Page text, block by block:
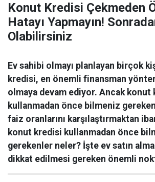
Konut Kredisi Çekmeden
Hatayı Yapmayın!
Olabilirsiniz
Ev sahibi olmayı planlayan birçok
kredisi, en önemli finansman
olmaya devam ediyor. Ancak konut
kullanmadan önce bilmeniz
faiz oranlarını karşılaştırmaktan
konut kredisi kullanmadan önce
gerekenler neler? İşte ev satın
dikkat edilmesi gereken önemli